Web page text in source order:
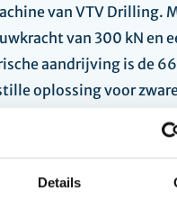
Details
van VTV Drilling.
van 300 kN en
aandrijving is de
oplossing voor